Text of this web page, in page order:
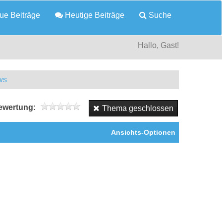
Beiträge Heutige Beiträge Suche
Hallo, Gast!
Thema geschlossen
Ansichts-Optionen